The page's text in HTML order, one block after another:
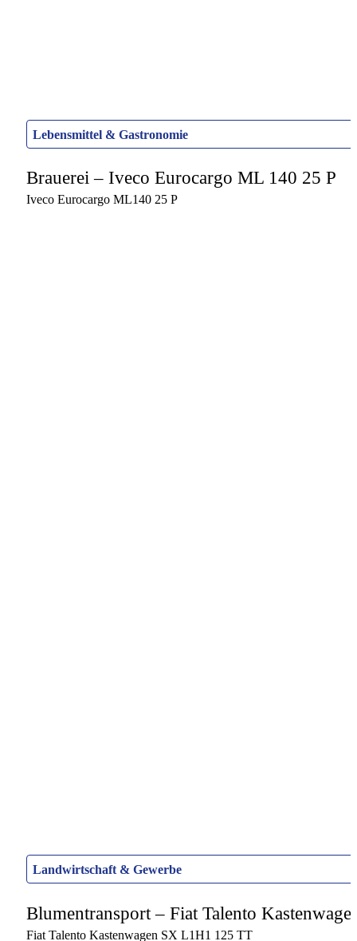
Lebensmittel & Gastronomie
Brauerei – Iveco Eurocargo ML 140 25 P
Iveco Eurocargo ML140 25 P
Landwirtschaft & Gewerbe
Blumentransport – Fiat Talento
Fiat Talento Kastenwagen SX L1H1 125 TT